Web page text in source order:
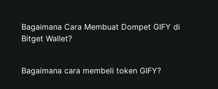
Bagaimana Cara Membuat Dompet GIFY di
Bitget Wallet?
Bagaimana cara membeli token GIFY?